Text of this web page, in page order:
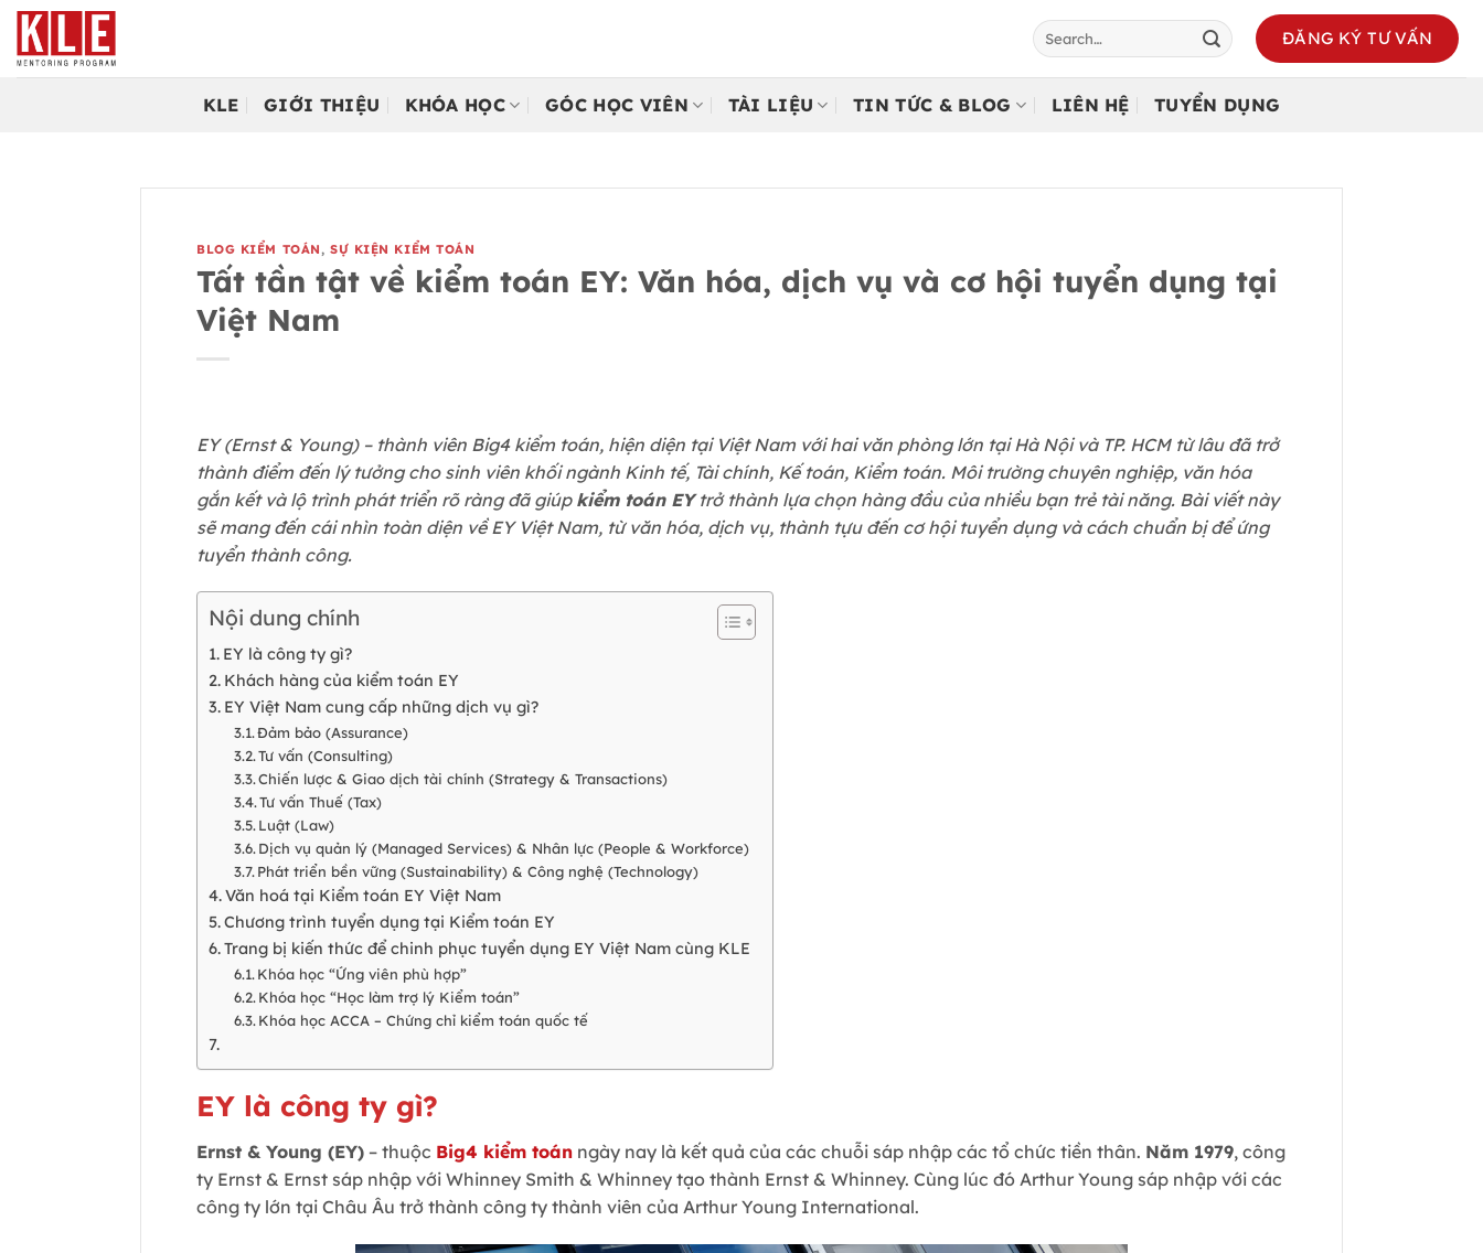
Bỏ
qua
nội
ĐĂNG KÝ TƯ VẤN
KLE GIỚI THIỆU KHÓA HỌC GÓC HỌC VIÊN TÀI LIỆU TIN TỨC & BLOG LIÊN HỆ TUYỂN DỤNG
BLOG KIỂM TOÁN, SỰ KIỆN KIỂM TOÁN
Tất tần tật về kiểm toán EY: Văn hóa, dịch vụ và cơ hội tuyển dụng tại
Việt Nam
EY (Ernst & Young) – thành viên Big4 kiểm toán, hiện diện tại Việt Nam với hai văn phòng lớn tại Hà Nội và TP. HCM từ lâu đã trở
thành điểm đến lý tưởng cho sinh viên khối ngành Kinh tế, Tài chính, Kế toán, Kiểm toán. Môi trường chuyên nghiệp, văn hóa
gắn kết và lộ trình phát triển rõ ràng đã giúp kiểm toán EYtrở thành lựa chọn hàng đầu của nhiều bạn trẻ tài năng. Bài viết này
sẽ mang đến cái nhìn toàn diện về EY Việt Nam, từ văn hóa, dịch vụ, thành tựu đến cơ hội tuyển dụng và cách chuẩn bị để ứng
tuyển thành công.
Nội dung chính
EY là công ty gì?
Khách hàng của kiểm toán EY
EY Việt Nam cung cấp những dịch vụ gì?
Đảm bảo (Assurance)
Tư vấn (Consulting)
Chiến lược & Giao dịch tài chính (Strategy & Transactions)
Tư vấn Thuế (Tax)
Luật (Law)
Dịch vụ quản lý (Managed Services) & Nhân lực (People & Workforce)
Phát triển bền vững (Sustainability) & Công nghệ (Technology)
Văn hoá tại Kiểm toán EY Việt Nam
Chương trình tuyển dụng tại Kiểm toán EY
Trang bị kiến thức để chinh phục tuyển dụng EY Việt Nam cùng KLE
Khóa học “Ứng viên phù hợp”
Khóa học “Học làm trợ lý Kiểm toán”
Khóa học ACCA – Chứng chỉ kiểm toán quốc tế
EY là công ty gì?
Ernst & Young (EY) – thuộc Big4 kiểm toán ngày nay là kết quả của các chuỗi sáp nhập các tổ chức tiền thân. Năm 1979, công
ty Ernst & Ernst sáp nhập với Whinney Smith & Whinney tạo thành Ernst & Whinney. Cùng lúc đó Arthur Young sáp nhập với các
công ty lớn tại Châu Âu trở thành công ty thành viên của Arthur Young International.